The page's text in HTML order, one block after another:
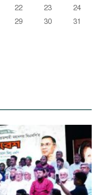
22 23
24
29 30
31